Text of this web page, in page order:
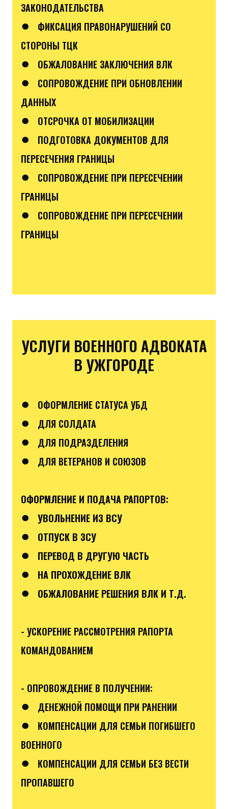
ЗАКОНОДАТЕЛЬСТВА
●
ФИКСАЦИЯ ПРАВОНАРУШЕНИЙ СО
СТОРОНЫ ТЦК
● ОБЖАЛОВАНИЕ ЗАКЛЮЧЕНИЯ ВЛК
●
СОПРОВОЖДЕНИЕ ПРИ ОБНОВЛЕНИИ
ДАННЫХ
● ОТСРОЧКА ОТ МОБИЛИЗАЦИИ
●
ПОДГОТОВКА ДОКУМЕНТОВ ДЛЯ
ПЕРЕСЕЧЕНИЯ ГРАНИЦЫ
●
СОПРОВОЖДЕНИЕ ПРИ ПЕРЕСЕЧЕНИИ
ГРАНИЦЫ
●
СОПРОВОЖДЕНИЕ ПРИ ПЕРЕСЕЧЕНИИ
ГРАНИЦЫ
УСЛУГИ ВОЕННОГО АДВОКАТА
В УЖГОРОДЕ
●
ОФОРМЛЕНИЕ СТАТУСА УБД
● ДЛЯ СОЛДАТА
● ДЛЯ ПОДРАЗДЕЛЕНИЯ
● ДЛЯ ВЕТЕРАНОВ И СОЮЗОВ
ОФОРМЛЕНИЕ И ПОДАЧА РАПОРТОВ:
● УВОЛЬНЕНИЕ ИЗ ВСУ
● ОТПУСК В ЗСУ
● ПЕРЕВОД В ДРУГУЮ ЧАСТЬ
● НА ПРОХОЖДЕНИЕ ВЛК
● ОБЖАЛОВАНИЕ РЕШЕНИЯ ВЛК И Т.Д.
- УСКОРЕНИЕ РАССМОТРЕНИЯ РАПОРТА
КОМАНДОВАНИЕМ
- ОПРОВОЖДЕНИЕ В ПОЛУЧЕНИИ:
● ДЕНЕЖНОЙ ПОМОЩИ ПРИ РАНЕНИИ
●
КОМПЕНСАЦИИ ДЛЯ СЕМЬИ ПОГИБШЕГО
ВОЕННОГО
●
КОМПЕНСАЦИИ ДЛЯ СЕМЬИ БЕЗ ВЕСТИ
ПРОПАВШЕГО